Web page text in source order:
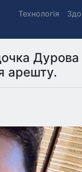
Технологія
Дурова
арешту.